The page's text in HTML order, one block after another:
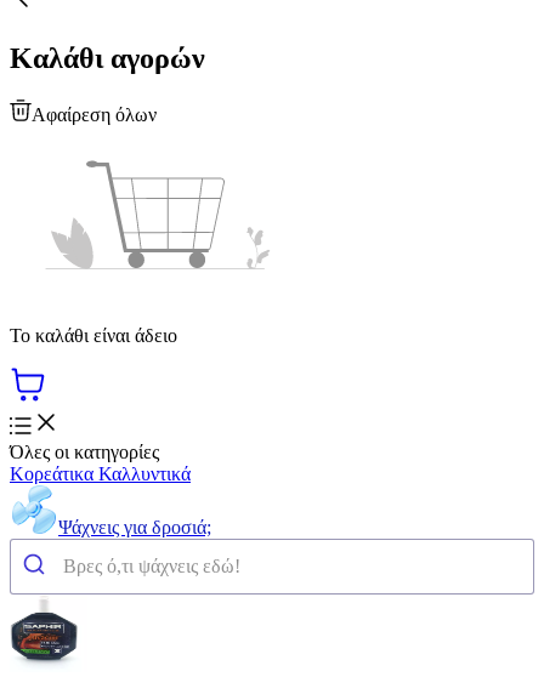
Καλάθι αγορών
Αφαίρεση όλων
Το καλάθι είναι άδειο
Όλες οι κατηγορίες
Κορεάτικα Καλλυντικά
Ψάχνεις για δροσιά;